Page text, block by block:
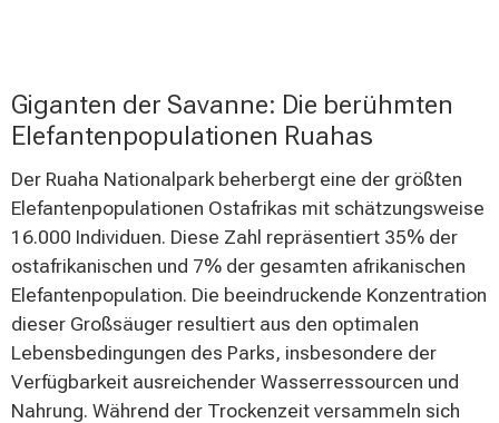
Giganten der Savanne: Die berühmten
Elefantenpopulationen Ruahas
Der Ruaha Nationalpark beherbergt eine der größten
Elefantenpopulationen Ostafrikas mit schätzungsweise
16.000 Individuen. Diese Zahl repräsentiert 35% der
ostafrikanischen und 7% der gesamten afrikanischen
Elefantenpopulation. Die beeindruckende Konzentration
dieser Großsäuger resultiert aus den optimalen
Lebensbedingungen des Parks, insbesondere der
Verfügbarkeit ausreichender Wasserressourcen und
Nahrung. Während der Trockenzeit versammeln sich